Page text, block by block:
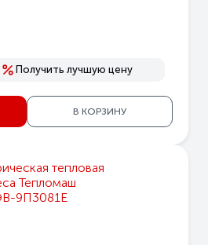
Получить лучшую цену
В КОРЗИНУ